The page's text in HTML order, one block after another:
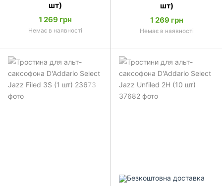
шт)
1 269 грн
Немає в наявності
шт)
1 269 грн
Немає в наявності